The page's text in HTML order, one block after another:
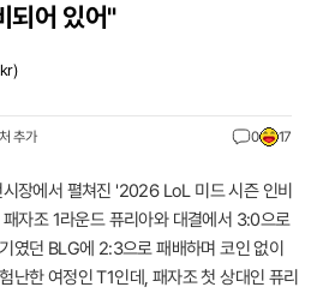
되어 있어"
)
추가 0 17
장에서 펼쳐진 '2026 LoL 미드 시즌 인비
자조 1라운드 퓨리아와 대결에서 3:0으로
였던 BLG에 2:3으로 패배하며 코인 없이
난한 여정인 T1인데, 패자조 첫 상대인 퓨리